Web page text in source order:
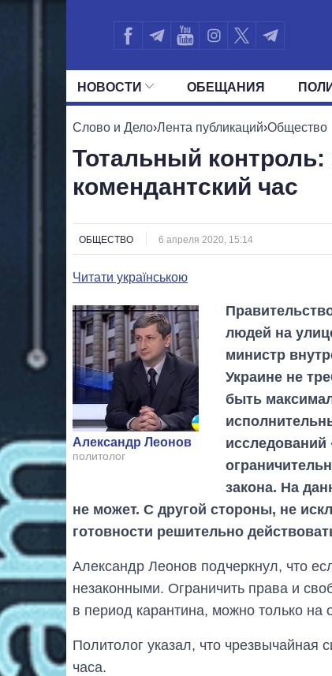
НОВОСТИ ОБЕЩАНИЯ
ВСЕ ПОЛИТИКИ ПРЕЗИДЕНТ И
Слово и Дело›Лента публикаций›Общество
Тотальный контроль:
комендантский час
ОБЩЕСТВО 6 апреля 2020, 15:14
Читати українською
Александр Леонов
политолог
людей на
министр
Украине не
быть
закона. На
не может. С другой стороны, не
готовности решительно
Александр Леонов подчеркнул, что
незаконными. Ограничить права и
в период карантина, можно только на
Политолог указал, что чрезвычайная
часа.